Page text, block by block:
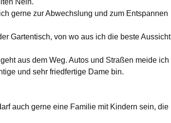
gerne zur Abwechslung und zum Entspannen
Gartentisch, von wo aus ich die beste Aussicht
aus dem Weg. Autos und Straßen meide ich
und sehr friedfertige Dame bin.
auch gerne eine Familie mit Kindern sein, die